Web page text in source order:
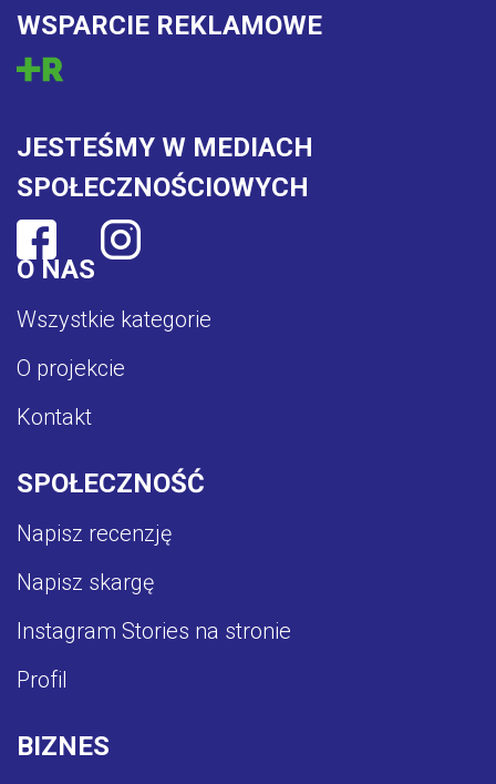
O NAS
Wszystkie kategorie
O projekcie
Kontakt
SPOŁECZNOŚĆ
Napisz recenzję
Napisz skargę
Instagram Stories na stronie
Profil
BIZNES
WSPARCIE REKLAMOWE
JESTEŚMY W MEDIACH
SPOŁECZNOŚCIOWYCH